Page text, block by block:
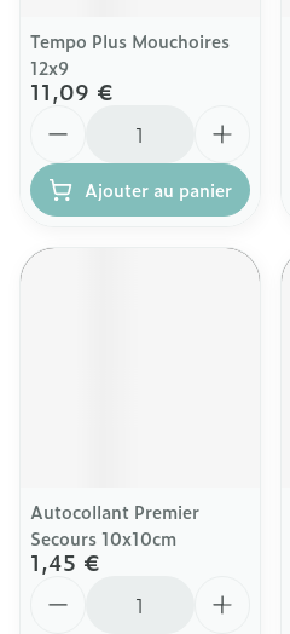
Tempo Plus Mouchoires
12x9
11,09 €
Ajouter au panier
Autocollant Premier
Secours 10x10cm
1,45 €